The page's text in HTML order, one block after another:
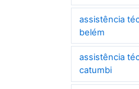
assistência
belém
assistência
catumbi